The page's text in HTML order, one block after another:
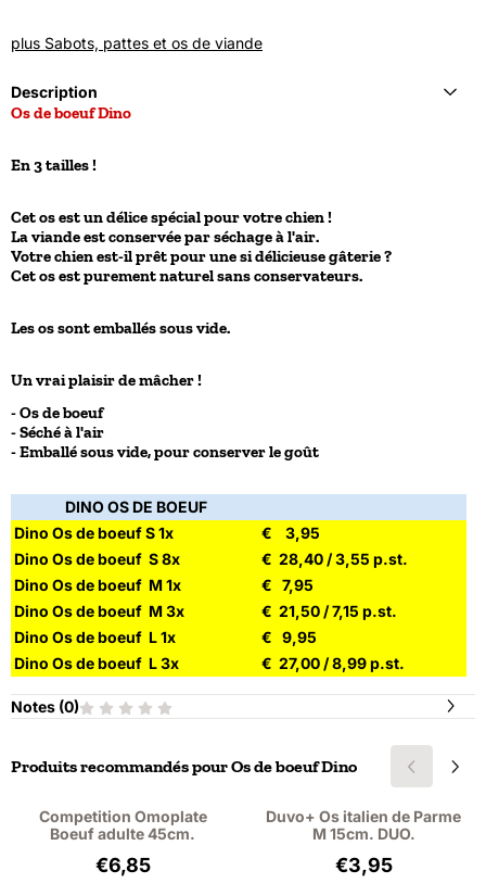
plus Sabots, pattes et os de viande
Description
Os de boeuf Dino
En 3 tailles !
Cet os est un délice spécial pour votre chien !
La viande est conservée par séchage à l'air.
Votre chien est-il prêt pour une si délicieuse gâterie ?
Cet os est purement naturel sans conservateurs.
Les os sont emballés sous vide.
Un vrai plaisir de mâcher !
- Os de boeuf
- Séché à l'air
- Emballé sous vide, pour conserver le goût
DINO OS DE BOEUF
Dino Os de boeuf S 1x
€ 3,95
Dino Os de boeuf S 8x
€ 28,40 / 3,55 p.st.
Dino Os de boeuf M 1x
€ 7,95
Dino Os de boeuf M 3x
€ 21,50 / 7,15 p.st.
Dino Os de boeuf L 1x
€ 9,95
Dino Os de boeuf L 3x
€ 27,00 / 8,99 p.st.
Notes (0)
Produits recommandés pourOs de boeuf Dino
Competition Omoplate
Boeuf adulte 45cm.
Prix: 6,85, hors TVA : 6,28
€6,85
Duvo+ Os italien de Parme
M 15cm. DUO.
Prix: 3,95, hors
€3,95